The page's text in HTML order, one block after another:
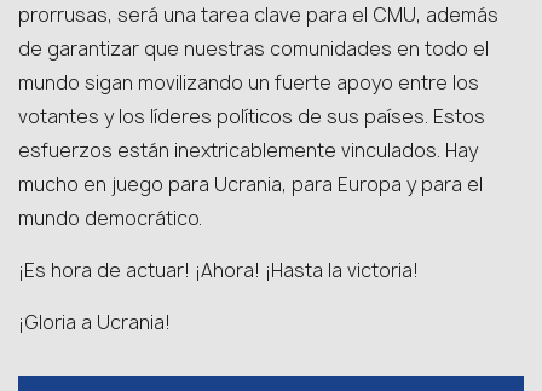
prorrusas, será una tarea clave para el CMU, además
de garantizar que nuestras comunidades en todo el
mundo sigan movilizando un fuerte apoyo entre los
votantes y los líderes políticos de sus países. Estos
esfuerzos están inextricablemente vinculados. Hay
mucho en juego para Ucrania, para Europa y para el
mundo democrático.
¡Es hora de actuar! ¡Ahora! ¡Hasta la victoria!
¡Gloria a Ucrania!